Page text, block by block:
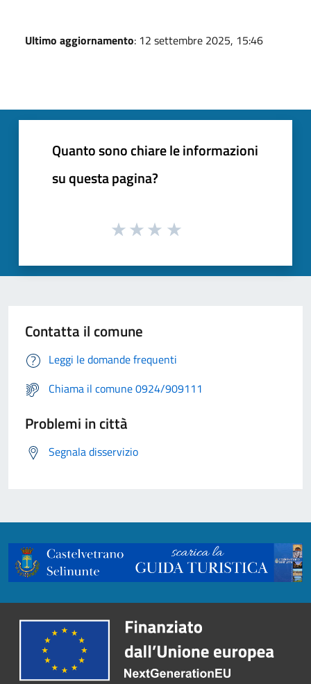
Ultimo aggiornamento: 12 settembre 2025, 15:46
Quanto sono chiare le informazioni
su questa pagina?
Contatta il comune
Leggi le domande frequenti
Chiama il comune 0924/909111
Problemi in città
Segnala disservizio